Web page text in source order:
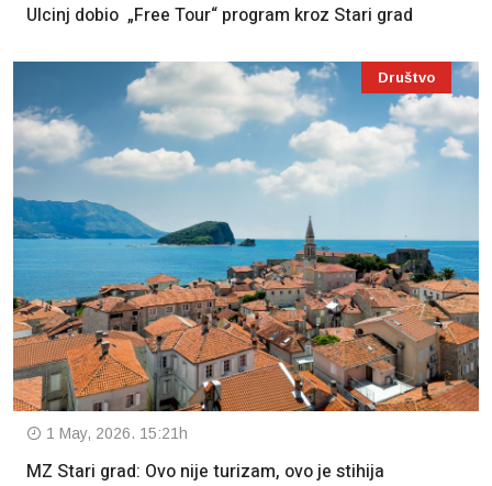
Ulcinj dobio „Free Tour“ program kroz Stari grad
Društvo
1 May, 2026. 15:21h
MZ Stari grad: Ovo nije turizam, ovo je stihija